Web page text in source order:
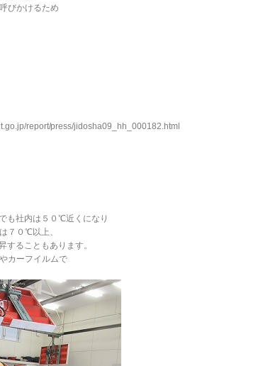
びかけるため
report/press/jidosha09_hh_000182.html
も社内は５０℃近くになり
７０℃以上、
ることもあります。
カーフイルムで